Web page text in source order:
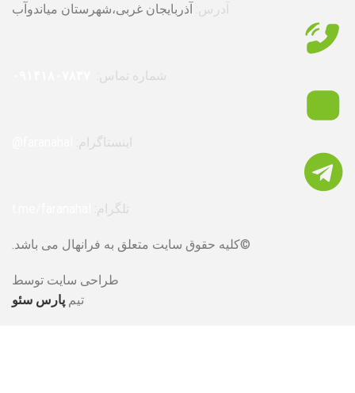
آدرس: آذربایجان غربی،شهرستان میاندوآب
شماره تماس:
اینستاگرام:
تلگرام:
©کلیه حقوق سایت متعلق به فرانهال می باشد.
طراحی سایت توسط
تیم پارس سئو